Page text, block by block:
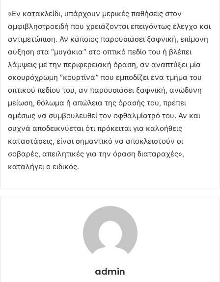
«Εν κατακλείδι, υπάρχουν μερικές παθήσεις στον
αμφιβληστροειδή που χρειάζονται επειγόντως έλεγχο και
αντιμετώπιση. Αν κάποιος παρουσιάσει ξαφνική, επίμονη
αύξηση στα “μυγάκια” στο οπτικό πεδίο του ή βλέπει
λάμψεις με την περιφερειακή όραση, αν αναπτύξει μία
σκουρόχρωμη “κουρτίνα” που εμποδίζει ένα τμήμα του
οπτικού πεδίου του, αν παρουσιάσει ξαφνική, ανώδυνη
μείωση, θόλωμα ή απώλεια της όρασής του, πρέπει
αμέσως να συμβουλευθεί τον οφθαλμίατρό του. Αν και
συχνά αποδεικνύεται ότι πρόκειται για καλοήθεις
καταστάσεις, είναι σημαντικό να αποκλειστούν οι
σοβαρές, απειλητικές για την όραση διαταραχές»,
καταλήγει ο ειδικός.
admin